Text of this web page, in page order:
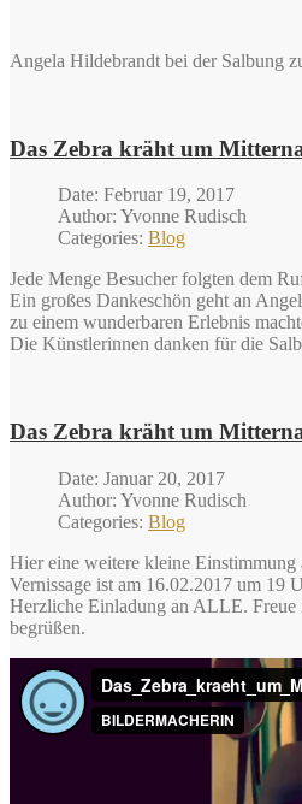
Angela Hildebrandt bei der Salbung
Das Zebra kräht um
Date: Februar 19, 2017
Author: Yvonne Rudisch
Categories: Blog
Jede Menge Besucher folgten dem
Ein großes Dankeschön geht an
zu einem wunderbaren Erlebnis
Die Künstlerinnen danken für die
Das Zebra kräht um
Date: Januar 20, 2017
Author: Yvonne Rudisch
Categories: Blog
Hier eine weitere kleine
Vernissage ist am 16.02.2017 um 19
Herzliche Einladung an ALLE. Freue
begrüßen.